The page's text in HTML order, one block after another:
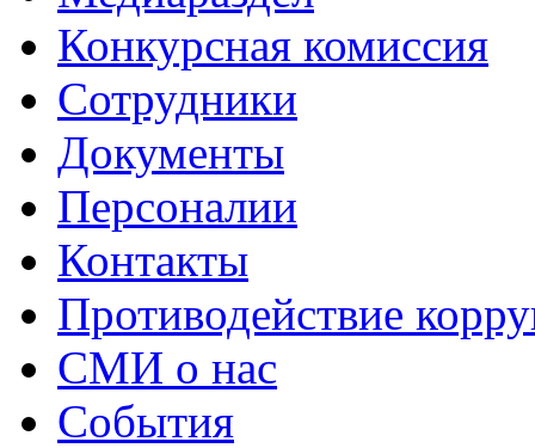
Конкурсная комиссия
Сотрудники
Документы
Персоналии
Контакты
Противодействие
СМИ о нас
События